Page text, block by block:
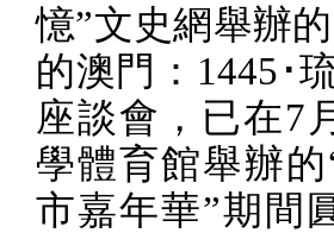
憶”文史網舉辦
的澳門： 1445 ･
座談會，已在7
學體育館舉辦
市嘉年華”期間